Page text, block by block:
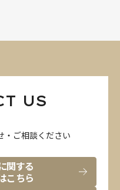
US
・ご相談ください
関する
こちら